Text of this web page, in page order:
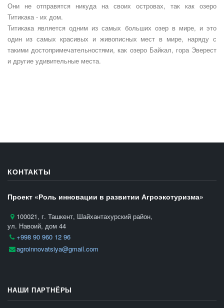
Они не отправятся никуда на своих островах, так как озеро
Титикака - их дом.
Титикака является одним из самых больших озер в мире, и это
один из самых красивых и живописных мест в мире, наряду с
такими достопримечательностями, как озеро Байкал, гора Эверест
и другие удивительные места.
КОНТАКТЫ
Проект «Роль инновации в развитии Агроэкотуризма»
100021, г. Ташкент, Шайхантахурский район,
ул. Навоий, дом 44
+998 90 960 12 96
agroinnovatsiya@gmail.com
НАШИ ПАРТНЁРЫ